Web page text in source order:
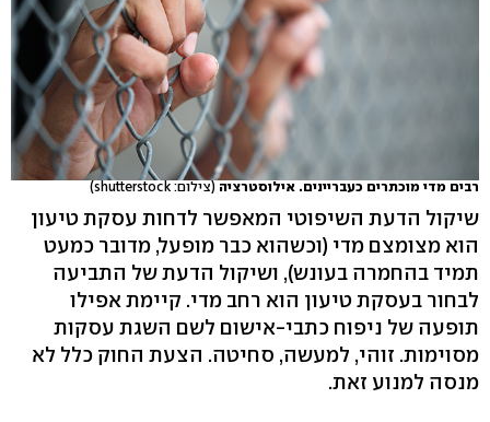
רבים מדי מוכתרים כעבריינים. אילוסטרציה (צילום: shutterstock)
שיקול הדעת השיפוטי המאפשר לדחות עסקת טיעון
הוא מצומצם מדי (וכשהוא כבר מופעל, מדובר כמעט
תמיד בהחמרה בעונש), ושיקול הדעת של התביעה
לבחור בעסקת טיעון הוא רחב מדי. קיימת אפילו
תופעה של ניפוח כתבי-אישום לשם השגת עסקות
מסוימות. זוהי, למעשה, סחיטה. הצעת החוק כלל לא
מנסה למנוע זאת.